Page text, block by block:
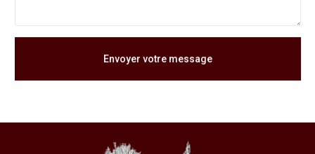
Envoyer votre message